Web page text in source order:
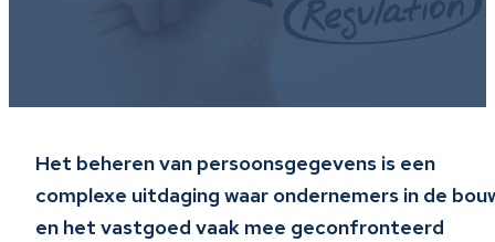
12-07-2025
Het beheren van persoonsgegevens is een
complexe uitdaging waar ondernemers in de
en het vastgoed vaak mee geconfronteerd